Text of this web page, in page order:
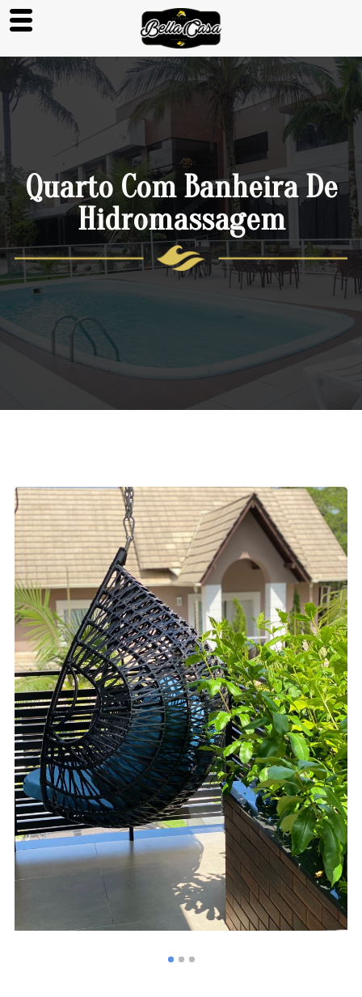
Quarto Com Banheira De
Hidromassagem